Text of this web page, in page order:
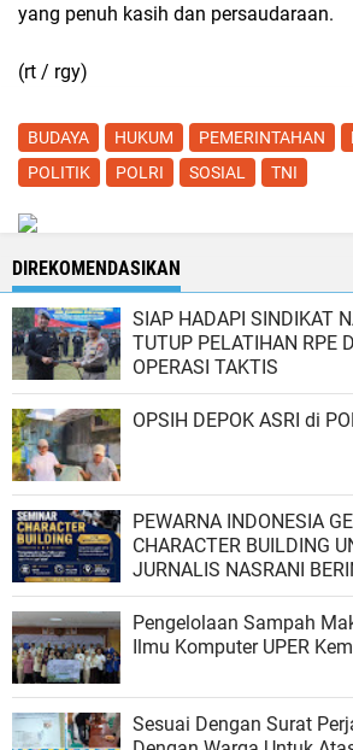
yang penuh kasih dan persaudaraan.
(rt / rgy)
BUDAYA HUKUM PEMERINTAHAN
POLITIK
POLRI SOSIAL TNI
DIREKOMENDASIKAN
SIAP HADAPI SINDIKAT
TUTUP PELATIHAN RPE
OPERASI TAKTIS
OPSIH DEPOK ASRI di
PEWARNA INDONESIA
CHARACTER BUILDING
JURNALIS NASRANI
BERDAMPAK*
Pengelolaan Sampah
Ilmu Komputer UPER
Sesuai Dengan Surat